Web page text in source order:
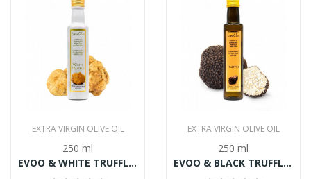
EXTRA VIRGIN OLIVE OIL
250 ml
EVOO & WHITE TRUFFLE, Extra panenský olivový...
EXTRA VIRGIN OLIVE OIL
250 ml
EVOO & BLACK TRUFFLE, Extra panenský olivový...